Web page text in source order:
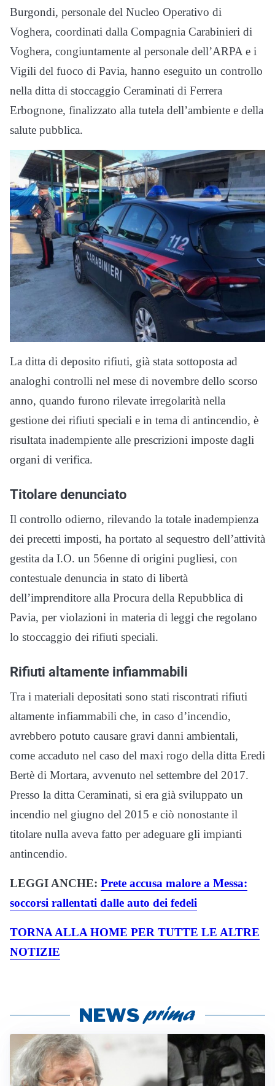
Burgondi, personale del Nucleo Operativo di
Voghera, coordinati dalla Compagnia Carabinieri di
Voghera, congiuntamente al personale dell’ARPA e i
Vigili del fuoco di Pavia, hanno eseguito un controllo
nella ditta di stoccaggio Ceraminati di Ferrera
Erbognone, finalizzato alla tutela dell’ambiente e della
salute pubblica.
La ditta di deposito rifiuti, già stata sottoposta ad
analoghi controlli nel mese di novembre dello scorso
anno, quando furono rilevate irregolarità nella
gestione dei rifiuti speciali e in tema di antincendio, è
risultata inadempiente alle prescrizioni imposte dagli
organi di verifica.
Titolare denunciato
Il controllo odierno, rilevando la totale inadempienza
dei precetti imposti, ha portato al sequestro dell’attività
gestita da I.O. un 56enne di origini pugliesi, con
contestuale denuncia in stato di libertà
dell’imprenditore alla Procura della Repubblica di
Pavia, per violazioni in materia di leggi che regolano
lo stoccaggio dei rifiuti speciali.
Rifiuti altamente infiammabili
Tra i materiali depositati sono stati riscontrati rifiuti
altamente infiammabili che, in caso d’incendio,
avrebbero potuto causare gravi danni ambientali,
come accaduto nel caso del maxi rogo della ditta Eredi
Bertè di Mortara, avvenuto nel settembre del 2017.
Presso la ditta Ceraminati, si era già sviluppato un
incendio nel giugno del 2015 e ciò nonostante il
titolare nulla aveva fatto per adeguare gli impianti
antincendio.
LEGGI ANCHE: Prete accusa malore a Messa:
soccorsi rallentati dalle auto dei fedeli
TORNA ALLA HOME PER TUTTE LE ALTRE
NOTIZIE